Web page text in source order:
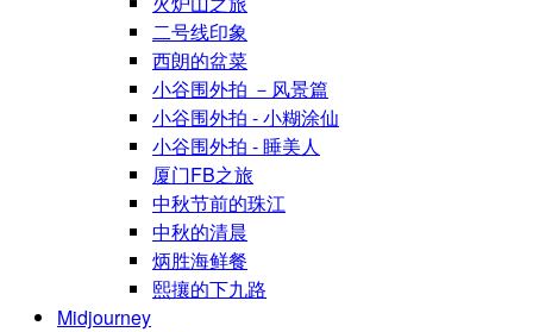
二号线印象
西朗的盆菜
小谷围外拍 －风景篇
小谷围外拍 - 小糊涂仙
小谷围外拍 - 睡美人
厦门FB之旅
中秋节前的珠江
中秋的清晨
炳胜海鲜餐
熙攘的下九路
Midjourney